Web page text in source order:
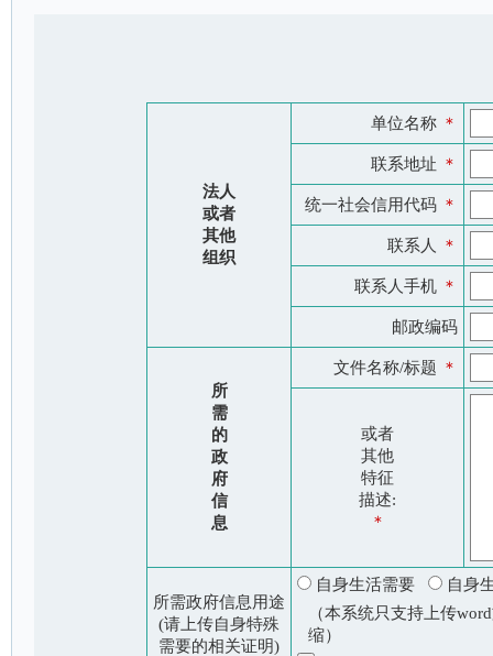
法人
或者
其他
组织
单位名称 ＊
联系地址 ＊
统一社会信用代码 ＊
联系人 ＊
联系人手机 ＊
邮政编码
所
需
的
政
府
信
息
文件名称/标题 ＊
或者
其他
特征
描述:
＊
所需政府信息用途
(请上传自身特殊
需要的相关证明)
自身生活需要
自身
（本系统只支持上传
缩）